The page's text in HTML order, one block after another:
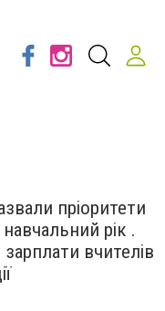
пріоритети
рік .
вчителів